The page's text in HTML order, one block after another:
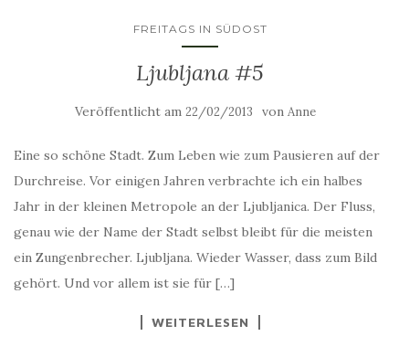
FREITAGS IN SÜDOST
Ljubljana #5
Veröffentlicht am 22/02/2013 von Anne
Eine so schöne Stadt. Zum Leben wie zum Pausieren auf der
Durchreise. Vor einigen Jahren verbrachte ich ein halbes
Jahr in der kleinen Metropole an der Ljubljanica. Der Fluss,
genau wie der Name der Stadt selbst bleibt für die meisten
ein Zungenbrecher. Ljubljana. Wieder Wasser, dass zum Bild
gehört. Und vor allem ist sie für […]
WEITERLESEN